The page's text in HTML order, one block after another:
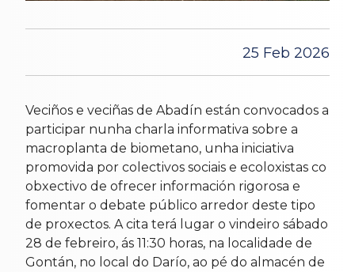
25 Feb 2026
Veciños e veciñas de Abadín están convocados a
participar nunha charla informativa sobre a
macroplanta de biometano, unha iniciativa
promovida por colectivos sociais e ecoloxistas co
obxectivo de ofrecer información rigorosa e
fomentar o debate público arredor deste tipo
de proxectos. A cita terá lugar o vindeiro sábado
28 de febreiro, ás 11:30 horas, na localidade de
Gontán, no local do Darío, ao pé do almacén de